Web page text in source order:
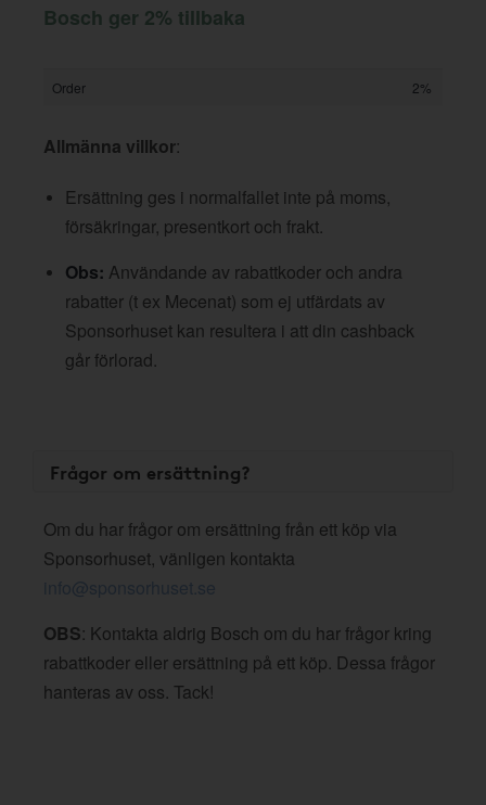
Bosch ger 2% tillbaka
Order 2%
Allmänna villkor:
Ersättning ges i normalfallet inte på moms,
försäkringar, presentkort och frakt.
Obs: Användande av rabattkoder och andra
rabatter (t ex Mecenat) som ej utfärdats av
Sponsorhuset kan resultera i att din cashback
går förlorad.
Frågor om ersättning?
Om du har frågor om ersättning från ett köp via
Sponsorhuset, vänligen kontakta
info@sponsorhuset.se
OBS: Kontakta aldrig Bosch om du har frågor kring
rabattkoder eller ersättning på ett köp. Dessa frågor
hanteras av oss. Tack!